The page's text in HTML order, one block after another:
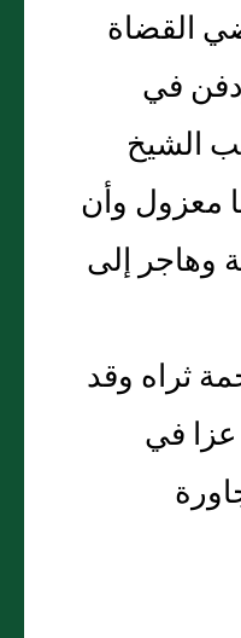
القضاة
في
الشيخ
معزول وأن
وهاجر إلى
ثراه وقد
في